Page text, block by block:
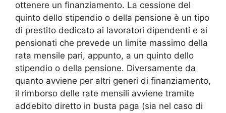
ottenere un finanziamento. La cessione del
quinto dello stipendio o della pensione è un tipo
di prestito dedicato ai lavoratori dipendenti e ai
pensionati che prevede un limite massimo della
rata mensile pari, appunto, a un quinto dello
stipendio o della pensione. Diversamente da
quanto avviene per altri generi di finanziamento,
il rimborso delle rate mensili avviene tramite
addebito diretto in busta paga (sia nel caso di